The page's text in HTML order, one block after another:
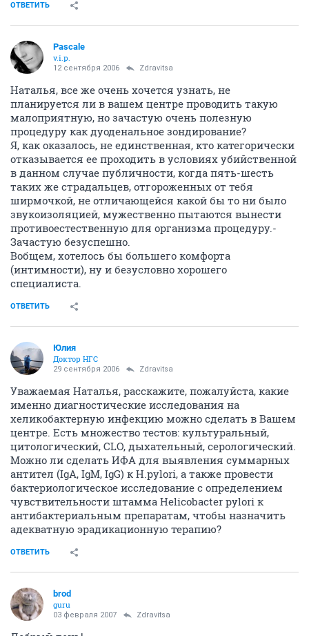
ОТВЕТИТЬ
Pascale
v.i.p.
12 сентября 2006 Zdravitsa
Наталья, все же очень хочется узнать, не
планируется ли в вашем центре проводить такую
малоприятную, но зачастую очень полезную
процедуру как дуоденальное зондирование?
Я, как оказалось, не единственная, кто категорически
отказывается ее проходить в условиях убийственной
в данном случае публичности, когда пять-шесть
таких же страдальцев, отгороженных от тебя
ширмочкой, не отличающейся какой бы то ни было
звукоизоляцией, мужественно пытаются вынести
противоестественную для организма процедуру.-
Зачастую безуспешно.
Вобщем, хотелось бы большего комфорта
(интимности), ну и безусловно хорошего
специалиста.
ОТВЕТИТЬ
Юлия
Доктор НГС
29 сентября 2006 Zdravitsa
Уважаемая Наталья, расскажите, пожалуйста, какие
именно диагностические исследования на
хеликобактерную инфекцию можно сделать в Вашем
центре. Есть множество тестов: культуральный,
цитологический, CLO, дыхательный, серологический.
Можно ли сделать ИФА для выявления суммарных
антител (IgA, IgM, IgG) к H.pylori, а также провести
бактериологическое исследование с определением
чувствительности штамма Helicobacter pylori к
антибактериальным препаратам, чтобы назначить
адекватную эрадикационную терапию?
ОТВЕТИТЬ
brod
guru
03 февраля 2007 Zdravitsa